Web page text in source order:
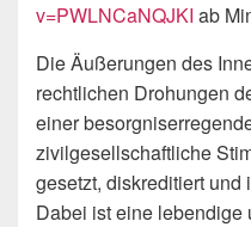
v=PWLNCaNQJKI ab
Die Äußerungen des
rechtlichen Drohungen
einer
zivilgesellschaftliche
gesetzt, diskreditiert und
Dabei ist eine